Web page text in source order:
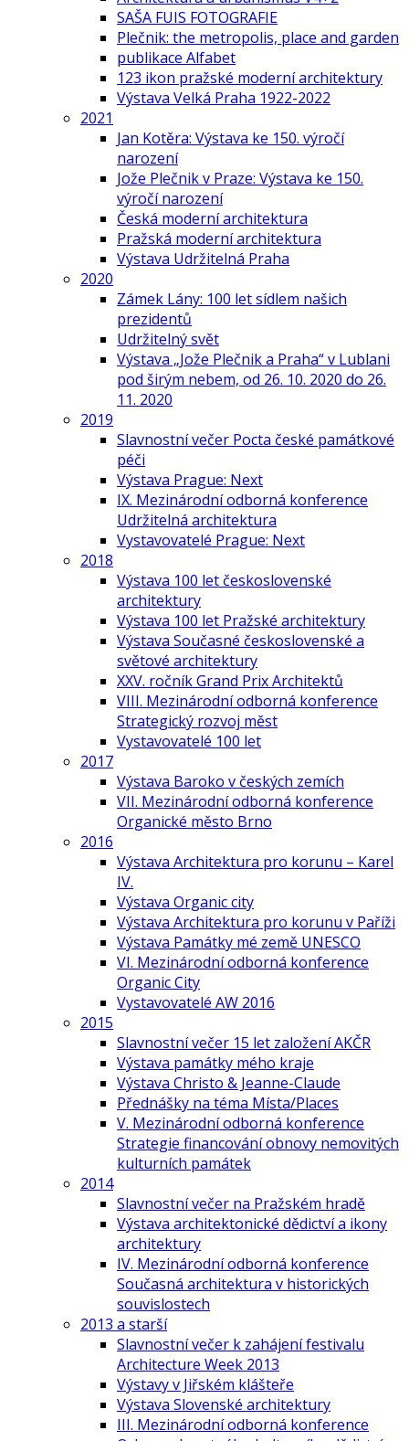
SAŠA FUIS FOTOGRAFIE
Plečnik: the metropolis, place and garden
publikace Alfabet
123 ikon pražské moderní architektury
Výstava Velká Praha 1922-2022
2021
Jan Kotěra: Výstava ke 150. výročí
narození
Jože Plečnik v Praze: Výstava ke 150.
výročí narození
Česká moderní architektura
Pražská moderní architektura
Výstava Udržitelná Praha
2020
Zámek Lány: 100 let sídlem našich
prezidentů
Udržitelný svět
Výstava „Jože Plečnik a Praha“ v Lublani
pod širým nebem, od 26. 10. 2020 do 26.
11. 2020
2019
Slavnostní večer Pocta české památkové
péči
Výstava Prague: Next
IX. Mezinárodní odborná konference
Udržitelná architektura
Vystavovatelé Prague: Next
2018
Výstava 100 let československé
architektury
Výstava 100 let Pražské architektury
Výstava Současné československé a
světové architektury
XXV. ročník Grand Prix Architektů
VIII. Mezinárodní odborná konference
Strategický rozvoj měst
Vystavovatelé 100 let
2017
Výstava Baroko v českých zemích
VII. Mezinárodní odborná konference
Organické město Brno
2016
Výstava Architektura pro korunu – Karel
IV.
Výstava Organic city
Výstava Architektura pro korunu v Paříži
Výstava Památky mé země UNESCO
VI. Mezinárodní odborná konference
Organic City
Vystavovatelé AW 2016
2015
Slavnostní večer 15 let založení AKČR
Výstava památky mého kraje
Výstava Christo & Jeanne-Claude
Přednášky na téma Místa/Places
V. Mezinárodní odborná konference
Strategie financování obnovy nemovitých
kulturních památek
2014
Slavnostní večer na Pražském hradě
Výstava architektonické dědictví a ikony
architektury
IV. Mezinárodní odborná konference
Současná architektura v historických
souvislostech
2013 a starší
Slavnostní večer k zahájení festivalu
Architecture Week 2013
Výstavy v Jiřském klášteře
Výstava Slovenské architektury
III. Mezinárodní odborná konference